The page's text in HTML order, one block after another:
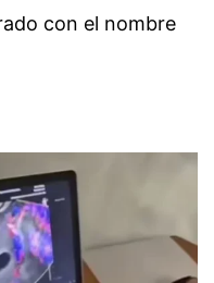
con el nombre